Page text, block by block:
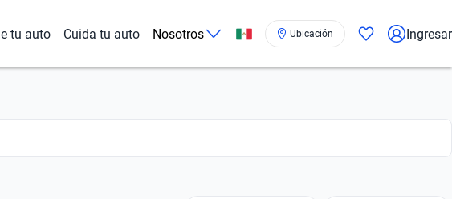
tu auto Cuida tu auto Nosotros Ubicación Ingresar